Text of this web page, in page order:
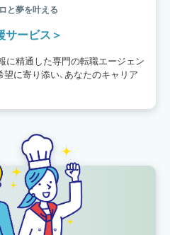
と夢を叶える
サービス
に精通した専門の転職エージェン
に寄り添い、あなたのキャリア